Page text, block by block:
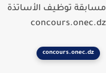
توظيف الأساتذة
concours.onec.dz